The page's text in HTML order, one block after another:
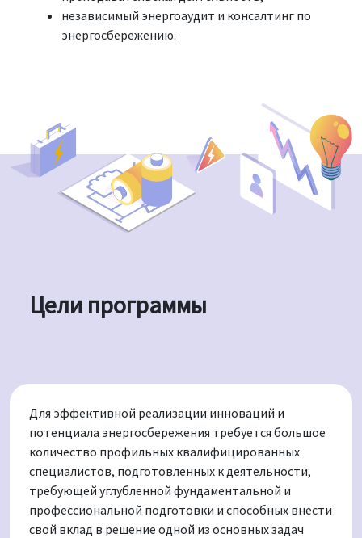
независимый энергоаудит и консалтинг по
энергосбережению.
Цели программы
Для эффективной реализации инноваций и
потенциала энергосбережения требуется большое
количество профильных квалифицированных
специалистов, подготовленных к деятельности,
требующей углубленной фундаментальной и
профессиональной подготовки и способных внести
свой вклад в решение одной из основных задач